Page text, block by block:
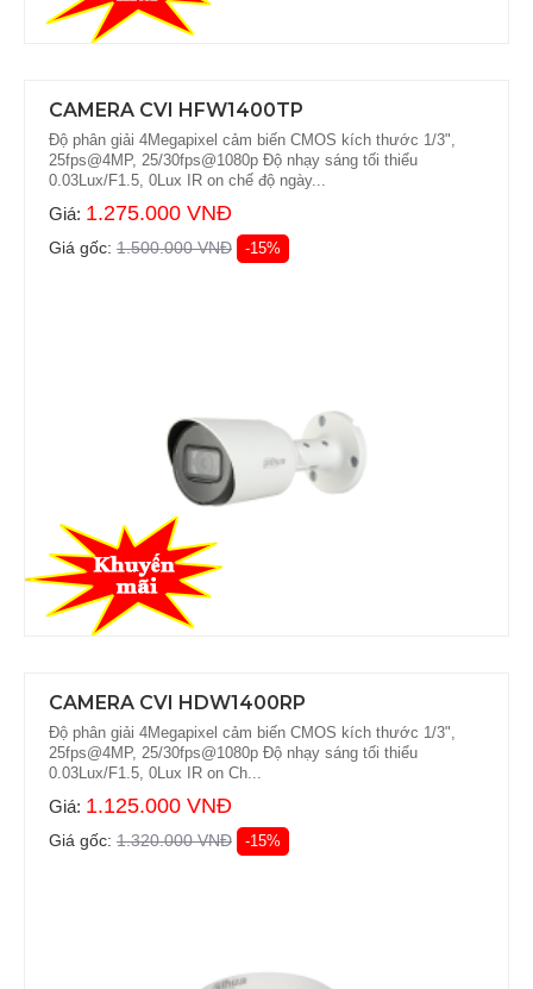
CAMERA CVI HFW1400TP
Độ phân giải 4Megapixel cảm biến CMOS kích thước 1/3",
25fps@4MP, 25/30fps@1080p Độ nhạy sáng tối thiểu
0.03Lux/F1.5, 0Lux IR on chế độ ngày...
Giá: 1.275.000 VNĐ
Giá gốc: 1.500.000 VNĐ -15%
CAMERA CVI HDW1400RP
Độ phân giải 4Megapixel cảm biến CMOS kích thước 1/3",
25fps@4MP, 25/30fps@1080p Độ nhạy sáng tối thiểu
0.03Lux/F1.5, 0Lux IR on Ch...
Giá: 1.125.000 VNĐ
Giá gốc: 1.320.000 VNĐ -15%